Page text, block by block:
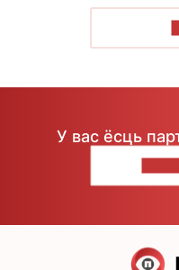
У вас ёсць